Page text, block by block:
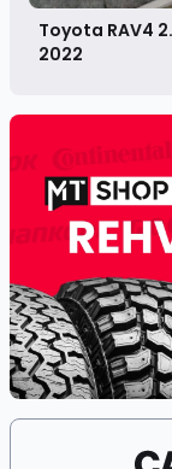
Toyota RAV4
2022